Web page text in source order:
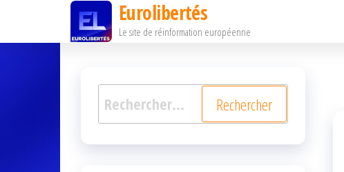
ce
Eurolibertés
Le site de réinformation européenne
Rechercher :